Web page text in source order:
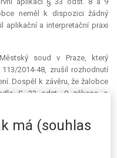
neměl k dispozici žádný
aplikační a interpretační praxi
soud v Praze, který
2014-48, zrušil rozhodnutí
Dospěl k závěru, že žalobce
§ 33 odst. 9 zákona o
tyto ceny zvýšit. Smyslem a
Úřadu s novými cenami
zda jsou tyto ceny nákladově
ceny nákladově orientované
má (souhlas